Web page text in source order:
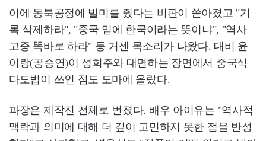
이에 동북공정에 빌미를 줬다는 비판이 쏟아졌고 "기
록 삭제하라", "중국 밑에 한국이라는 뜻이냐", "역사
고증 똑바로 하라" 등 거센 목소리가 나왔다. 대비 윤
이랑(공승연)이 성희주와 대면하는 장면에서 중국식
다도법이 쓰인 점도 도마에 올랐다.
파장은 제작진 전체로 번졌다. 배우 아이유는 "역사적
맥락과 의미에 대해 더 깊이 고민하지 못한 점을 반성